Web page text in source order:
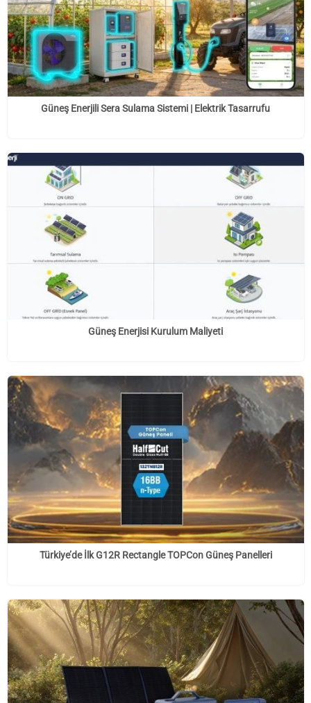
Güneş Enerjili Sera Sulama Sistemi | Elektrik Tasarrufu
Güneş Enerjisi Kurulum Maliyeti
Türkiye’de İlk G12R Rectangle TOPCon Güneş Panelleri